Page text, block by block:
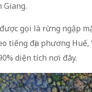
Giang.
gọi là rừng ngập
tiếng địa phương Huế,
diện tích nơi đây.